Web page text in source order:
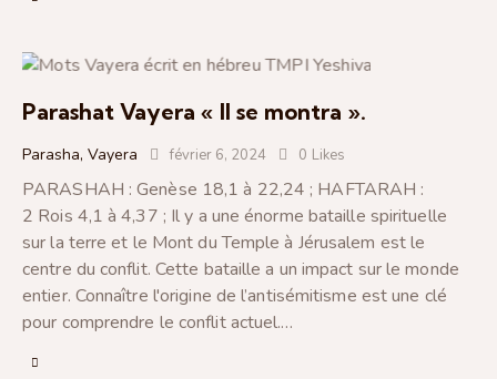
Parashat Vayera « Il se montra ».
Parasha, Vayera février 6, 2024 0 Likes
PARASHAH : Genèse 18,1 à 22,24 ; HAFTARAH :
2 Rois 4,1 à 4,37 ; Il y a une énorme bataille spirituelle
sur la terre et le Mont du Temple à Jérusalem est le
centre du conflit. Cette bataille a un impact sur le monde
entier. Connaître l'origine de l’antisémitisme est une clé
pour comprendre le conflit actuel.…